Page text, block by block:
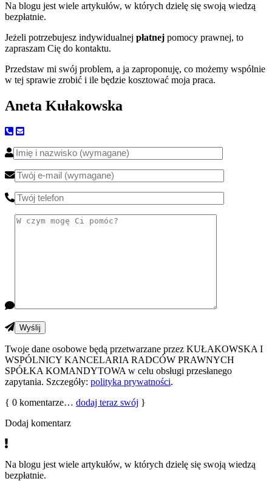
Na blogu jest wiele artykułów, w których dzielę się swoją wiedzą
bezpłatnie.
Jeżeli potrzebujesz indywidualnej płatnej pomocy prawnej, to
zapraszam Cię do kontaktu.
Przedstaw mi swój problem, a ja zaproponuję, co możemy wspólnie
w tej sprawie zrobić i ile będzie kosztować moja praca.
Aneta Kułakowska
Twoje dane osobowe będą przetwarzane przez KUŁAKOWSKA I
WSPÓLNICY KANCELARIA RADCÓW PRAWNYCH
SPÓŁKA KOMANDYTOWA w celu obsługi przesłanego
zapytania. Szczegóły: polityka prywatności.
{ 0 komentarze… dodaj teraz swój }
Dodaj komentarz
Na blogu jest wiele artykułów, w których dzielę się swoją wiedzą
bezpłatnie.